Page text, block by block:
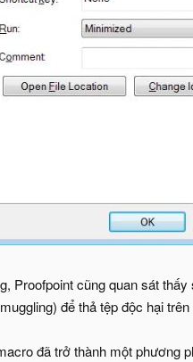
Proofpoint cũng quan sát
để thả tệp độc hại
đã trở thành một phương